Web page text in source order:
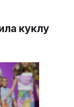
куклу